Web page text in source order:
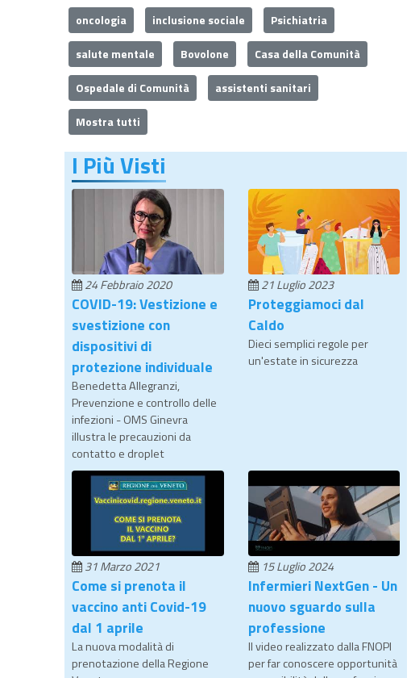
oncologia
inclusione sociale
Psichiatria
salute mentale
Bovolone
Casa della Comunità
Ospedale di Comunità
assistenti sanitari
Mostra tutti
I Più Visti
24 Febbraio 2020
COVID-19: Vestizione e
svestizione con
dispositivi di
protezione individuale
Benedetta Allegranzi,
Prevenzione e controllo delle
infezioni - OMS Ginevra
illustra le precauzioni da
contatto e droplet
21 Luglio 2023
Proteggiamoci dal
Caldo
Dieci semplici regole per
un'estate in sicurezza
31 Marzo 2021
Come si prenota il
vaccino anti Covid-19
dal 1 aprile
La nuova modalità di
prenotazione della Regione
15 Luglio 2024
Infermieri NextGen - Un
nuovo sguardo sulla
professione
Il video realizzato dalla FNOPI
per far conoscere opportunità